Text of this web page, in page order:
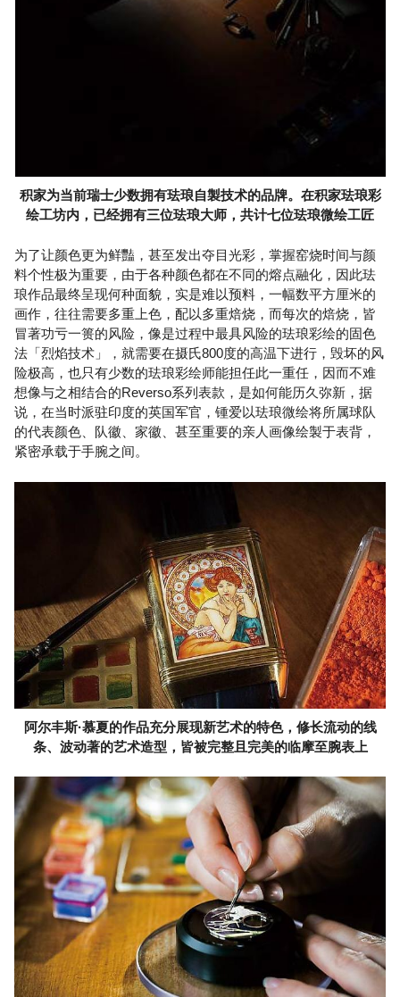
积家为当前瑞士少数拥有珐琅自製技术的品牌。在积家珐琅彩
绘工坊内，已经拥有三位珐琅大师，共计七位珐琅微绘工匠
为了让颜色更为鲜豔，甚至发出夺目光彩，掌握窑烧时间与颜
料个性极为重要，由于各种颜色都在不同的熔点融化，因此珐
琅作品最终呈现何种面貌，实是难以预料，一幅数平方厘米的
画作，往往需要多重上色，配以多重焙烧，而每次的焙烧，皆
冒著功亏一篑的风险，像是过程中最具风险的珐琅彩绘的固色
法「烈焰技术」，就需要在摄氏800度的高温下进行，毁坏的风
险极高，也只有少数的珐琅彩绘师能担任此一重任，因而不难
想像与之相结合的Reverso系列表款，是如何能历久弥新，据
说，在当时派驻印度的英国军官，锺爱以珐琅微绘将所属球队
的代表颜色、队徽、家徽、甚至重要的亲人画像绘製于表背，
紧密承载于手腕之间。
阿尔丰斯·慕夏的作品充分展现新艺术的特色，修长流动的线
条、波动著的艺术造型，皆被完整且完美的临摩至腕表上